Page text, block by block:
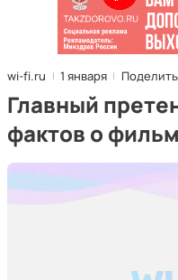
wi-fi.ru 1 января
Главный
фактов о